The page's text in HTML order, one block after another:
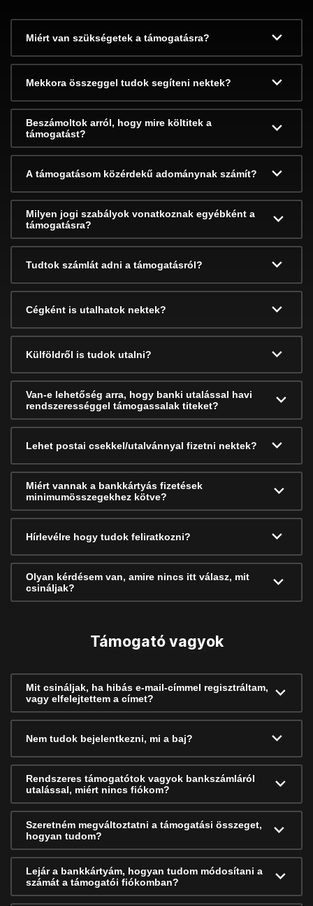
Miért van szükségetek a támogatásra?
Mekkora összeggel tudok segíteni nektek?
Beszámoltok arról, hogy mire költitek a
támogatást?
A támogatásom közérdekű adománynak számít?
Milyen jogi szabályok vonatkoznak egyébként a
támogatásra?
Tudtok számlát adni a támogatásról?
Cégként is utalhatok nektek?
Külföldről is tudok utalni?
Van-e lehetőség arra, hogy banki utalással havi
rendszerességgel támogassalak titeket?
Lehet postai csekkel/utalvánnyal fizetni nektek?
Miért vannak a bankkártyás fizetések
minimumösszegekhez kötve?
Hírlevélre hogy tudok feliratkozni?
Olyan kérdésem van, amire nincs itt válasz, mit
csináljak?
Támogató vagyok
Mit csináljak, ha hibás e-mail-címmel regisztráltam,
vagy elfelejtettem a címet?
Nem tudok bejelentkezni, mi a baj?
Rendszeres támogatótok vagyok bankszámláról
utalással, miért nincs fiókom?
Szeretném megváltoztatni a támogatási összeget,
hogyan tudom?
Lejár a bankkártyám, hogyan tudom módosítani a
számát a támogatói fiókomban?